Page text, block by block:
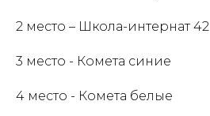
2 место – Школа-интернат 42
3 место - Комета синие
4 место - Комета белые